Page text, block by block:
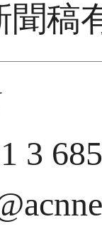
聞稿
3